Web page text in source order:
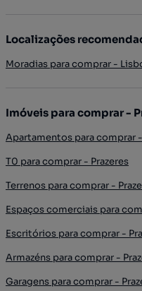
Localizações
Moradias para comprar -
Imóveis para comprar -
Apartamentos para comprar -
T0 para comprar - Prazeres
Terrenos para comprar -
Espaços comerciais para
Escritórios para comprar -
Armazéns para comprar -
Garagens para comprar -